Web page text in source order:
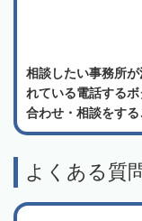
相談したい事務所
れている電話する
合わせ・相談をする
よくある質